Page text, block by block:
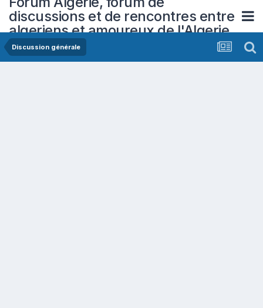
discussions et de rencontres entre
algeriens et amoureux de l'Algerie
Discussion générale